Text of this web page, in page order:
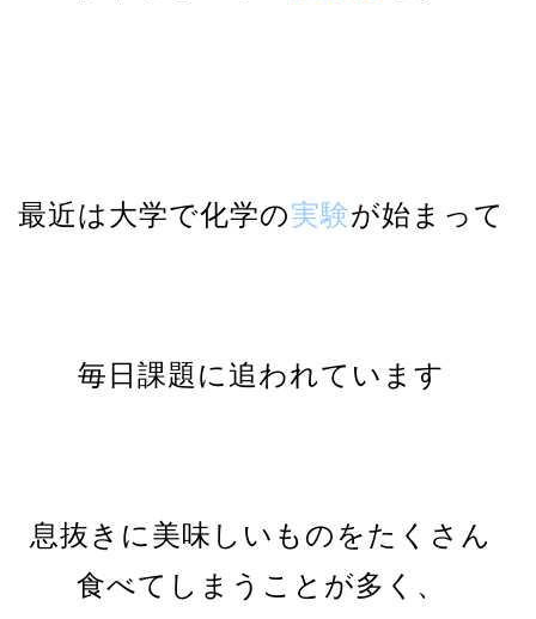
最近は大学で化学の実験が始まって
毎日課題に追われています
息抜きに美味しいものをたくさん
食べてしまうことが多く、